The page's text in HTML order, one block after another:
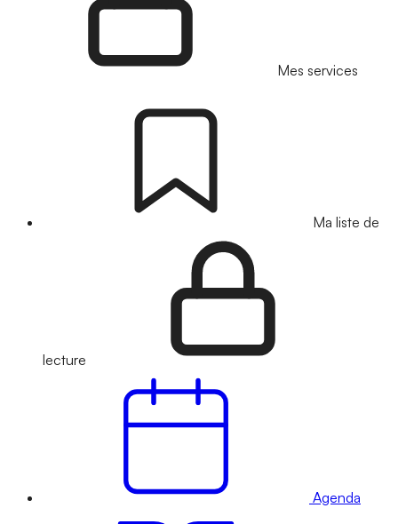
Mes services
Ma liste de
lecture
Agenda